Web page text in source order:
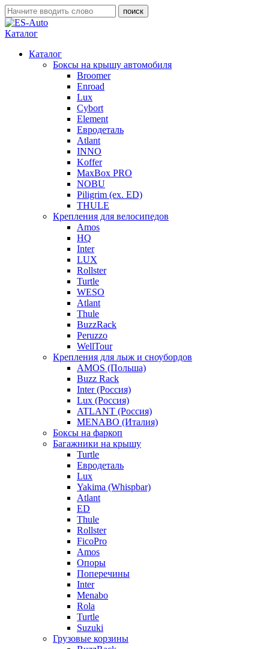
Каталог
Каталог
Боксы на крышу автомобиля
Broomer
Enroad
Lux
Cybort
Element
Евродеталь
Atlant
INNO
Koffer
MaxBox PRO
NOBU
Piligrim (ex. ED)
THULE
Крепления для велосипедов
Amos
HQ
Inter
LUX
Rollster
Turtle
WESO
Atlant
Thule
BuzzRack
Peruzzo
WellTour
Крепления для лыж и сноубордов
AMOS (Польша)
Buzz Rack
Inter (Россия)
Lux (Россия)
ATLANT (Россия)
MENABO (Италия)
Боксы на фаркоп
Багажники на крышу
Turtle
Евродеталь
Lux
Yakima (Whispbar)
Atlant
ED
Thule
Rollster
FicoPro
Amos
Опоры
Поперечины
Inter
Menabo
Rola
Turtle
Suzuki
Грузовые корзины